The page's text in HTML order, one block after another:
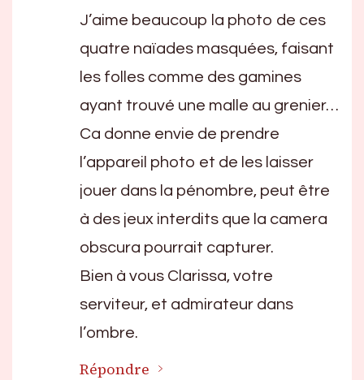
J’aime beaucoup la photo de ces
quatre naïades masquées, faisant
les folles comme des gamines
ayant trouvé une malle au grenier…
Ca donne envie de prendre
l’appareil photo et de les laisser
jouer dans la pénombre, peut être
à des jeux interdits que la camera
obscura pourrait capturer.
Bien à vous Clarissa, votre
serviteur, et admirateur dans
l’ombre.
Répondre